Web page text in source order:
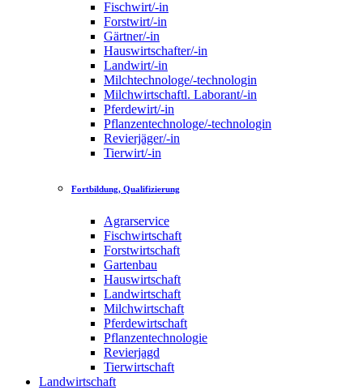
Fischwirt/-in
Forstwirt/-in
Gärtner/-in
Hauswirtschafter/-in
Landwirt/-in
Milchtechnologe/-technologin
Milchwirtschaftl. Laborant/-in
Pferdewirt/-in
Pflanzentechnologe/-technologin
Revierjäger/-in
Tierwirt/-in
Fortbildung, Qualifizierung
Agrarservice
Fischwirtschaft
Forstwirtschaft
Gartenbau
Hauswirtschaft
Landwirtschaft
Milchwirtschaft
Pferdewirtschaft
Pflanzentechnologie
Revierjagd
Tierwirtschaft
Landwirtschaft